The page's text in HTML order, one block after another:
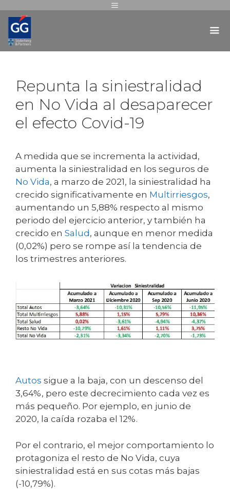
Repunta la siniestralidad
en No Vida al desaparecer
el efecto Covid-19
A medida que se incrementa la actividad,
aumenta la siniestralidad en los seguros de
No Vida, a marzo de 2021, la siniestralidad ha
crecido significativamente en Multirriesgos,
aumentando un 5,88% respecto al mismo
periodo del ejercicio anterior, y también ha
crecido en Salud , aunque en menor medida
(0,02%) pero se rompe así la tendencia de
los trimestres anteriores.
Autos sigue a la baja, con un descenso del
3,64%, pero este decrecimiento cada vez es
más pequeño. Por ejemplo, en junio de
2020, la caída rozaba el 12%.
Por el contrario, el mejor comportamiento lo
protagoniza el resto de No Vida, cuya
siniestralidad está en sus cotas más bajas
(-10,79%).